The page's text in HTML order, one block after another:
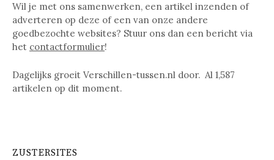
Wil je met ons samenwerken, een artikel inzenden of
adverteren op deze of een van onze andere
goedbezochte websites? Stuur ons dan een bericht via
het contactformulier!
Dagelijks groeit Verschillen-tussen.nl door. Al 1,587
artikelen op dit moment.
ZUSTERSITES